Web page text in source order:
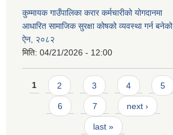
कुम्मायक गाउँपालिका करार कर्मचारीको योगदानमा
आधारित सामाजिक सुरक्षा कोषको व्यवस्था गर्न बनेको
ऐन, २०८२
मिति: 04/21/2026 - 12:00
Pages
1 2 3 4 5
6 7 next ›
last »